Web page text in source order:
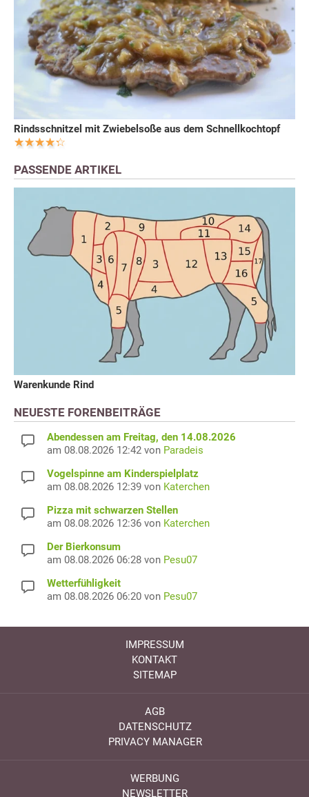
Rindsschnitzel mit Zwiebelsoße aus dem Schnellkochtopf
PASSENDE ARTIKEL
Warenkunde Rind
NEUESTE FORENBEITRÄGE
Abendessen am Freitag, den 14.08.2026
am 08.08.2026 12:42 von Paradeis
Vogelspinne am Kinderspielplatz
am 08.08.2026 12:39 von Katerchen
Pizza mit schwarzen Stellen
am 08.08.2026 12:36 von Katerchen
Der Bierkonsum
am 08.08.2026 06:28 von Pesu07
Wetterfühligkeit
am 08.08.2026 06:20 von Pesu07
IMPRESSUM
KONTAKT
SITEMAP
AGB
DATENSCHUTZ
PRIVACY MANAGER
WERBUNG
NEWSLETTER